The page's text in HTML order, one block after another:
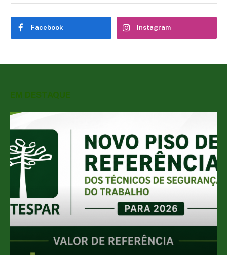
Facebook Instagram
EM DESTAQUE